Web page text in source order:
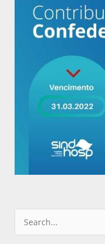
Pesquisar
por: